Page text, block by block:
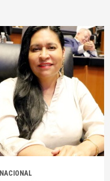
NACIONAL